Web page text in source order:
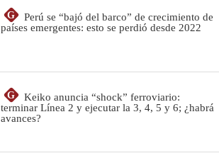
G
Perú se “bajó del barco” de crecimiento de
países emergentes: esto se perdió desde 2022
G
Keiko anuncia “shock” ferroviario:
terminar Línea 2 y ejecutar la 3, 4, 5 y 6; ¿habrá
avances?